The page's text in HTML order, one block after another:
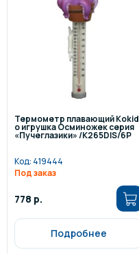
Термометр плавающий Kokid
o игрушка Осминожек серия
«Пучеглазики» /K265DIS/6P
Код: 419444
Под заказ
778 р.
Подробнее